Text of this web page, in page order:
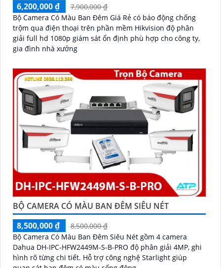
6,200,000 ₫
7,900,000 ₫
Bộ Camera Có Màu Ban Đêm Giá Rẻ có báo động chống
trộm qua điện thoại trên phần mềm Hikvision độ phân
giải full hd 1080p giám sát ổn định phù hợp cho công ty,
gia đình nhà xưởng
BỘ CAMERA CÓ MÀU BAN ĐÊM SIÊU NÉT
8,500,000 ₫
8,500,000 ₫
Bộ Camera Có Màu Ban Đêm Siêu Nét gồm 4 camera
Dahua DH-IPC-HFW2449M-S-B-PRO độ phân giải 4MP, ghi
hình rõ từng chi tiết. Hỗ trợ công nghệ Starlight giúp